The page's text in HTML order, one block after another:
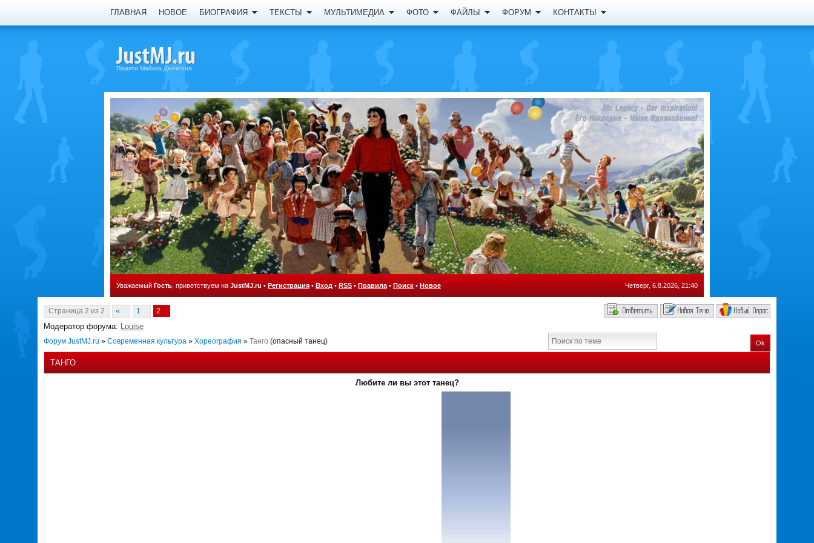
ГЛАВНАЯ НОВОЕ БИОГРАФИЯ ТЕКСТЫ МУЛЬТИМЕДИА ФОТО ФАЙЛЫ ФОРУМ КОНТАКТЫ
Памяти Майкла Джексона
Уважаемый Гость , приветствуем на JustMJ.ru • Регистрация • Вход • RSS • Правила • Поиск • Новое Четверг, 6.8.2026, 21:40
Страница 2 из 2 « 1 2
Модератор форума: Louise
Форум JustMJ.ru » Современная культура » Хореография » Танго (опасный танец) Ok
ТАНГО
Любите ли вы этот танец?